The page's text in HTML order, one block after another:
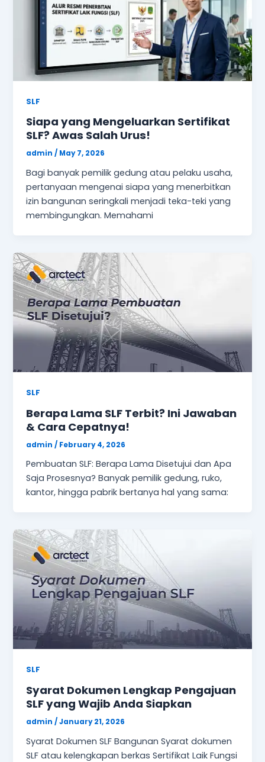
SLF
Siapa yang Mengeluarkan Sertifikat
SLF? Awas Salah Urus!
admin/ May 7, 2026
Bagi banyak pemilik gedung atau pelaku usaha,
pertanyaan mengenai siapa yang menerbitkan
izin bangunan seringkali menjadi teka-teki yang
membingungkan. Memahami
SLF
Berapa Lama SLF Terbit? Ini Jawaban
& Cara Cepatnya!
admin/ February 4, 2026
Pembuatan SLF: Berapa Lama Disetujui dan Apa
Saja Prosesnya? Banyak pemilik gedung, ruko,
kantor, hingga pabrik bertanya hal yang sama:
SLF
Syarat Dokumen Lengkap Pengajuan
SLF yang Wajib Anda Siapkan
admin/January 21, 2026
Syarat Dokumen SLF Bangunan Syarat dokumen
SLF atau kelengkapan berkas Sertifikat Laik Fungsi